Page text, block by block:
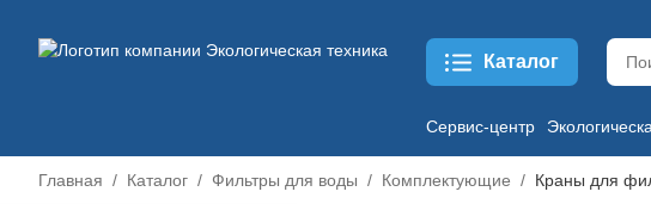
Каталог
Сервис-центр
Главная Каталог Фильтры для воды Комплектующие Краны для